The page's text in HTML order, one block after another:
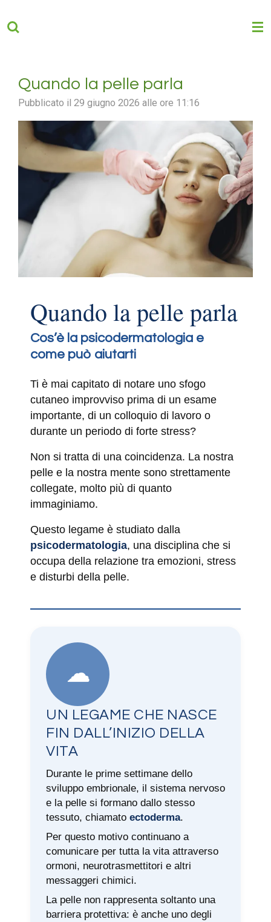
al
Quando la pelle parla
Pubblicato il 29 giugno 2026 alle ore 11:16
Quando la pelle parla
Cos’è la psicodermatologia e
come può aiutarti
Ti è mai capitato di notare uno sfogo
cutaneo improvviso prima di un esame
importante, di un colloquio di lavoro o
durante un periodo di forte stress?
Non si tratta di una coincidenza. La nostra
pelle e la nostra mente sono strettamente
collegate, molto più di quanto
immaginiamo.
Questo legame è studiato dalla
psicodermatologia, una disciplina che si
occupa della relazione tra emozioni, stress
e disturbi della pelle.
☁
UN LEGAME CHE NASCE
FIN DALL’INIZIO DELLA
VITA
Durante le prime settimane dello
sviluppo embrionale, il sistema nervoso
e la pelle si formano dallo stesso
tessuto, chiamato ectoderma.
Per questo motivo continuano a
comunicare per tutta la vita attraverso
ormoni, neurotrasmettitori e altri
messaggeri chimici.
La pelle non rappresenta soltanto una
barriera protettiva: è anche uno degli